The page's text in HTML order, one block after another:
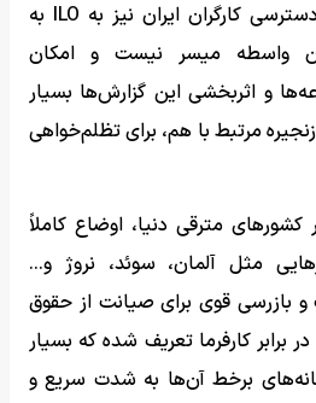
رایج است، وجود ندارد. دسترسی کارگران ایران نیز به ILO به
واسطه میسر نیست و امکان
و اثربخشی این گزارش‌ها بسیار
مرتبط با هم، برای تظلم‌خواهی
مترقی دنیا، اوضاع کاملاً
مثل آلمان، سوئد، نروژ و…
بازرسی قوی برای صیانت از حقوق
برابر کارفرما تعریف شده که بسیار
برخط آن‌ها به شدت سریع و